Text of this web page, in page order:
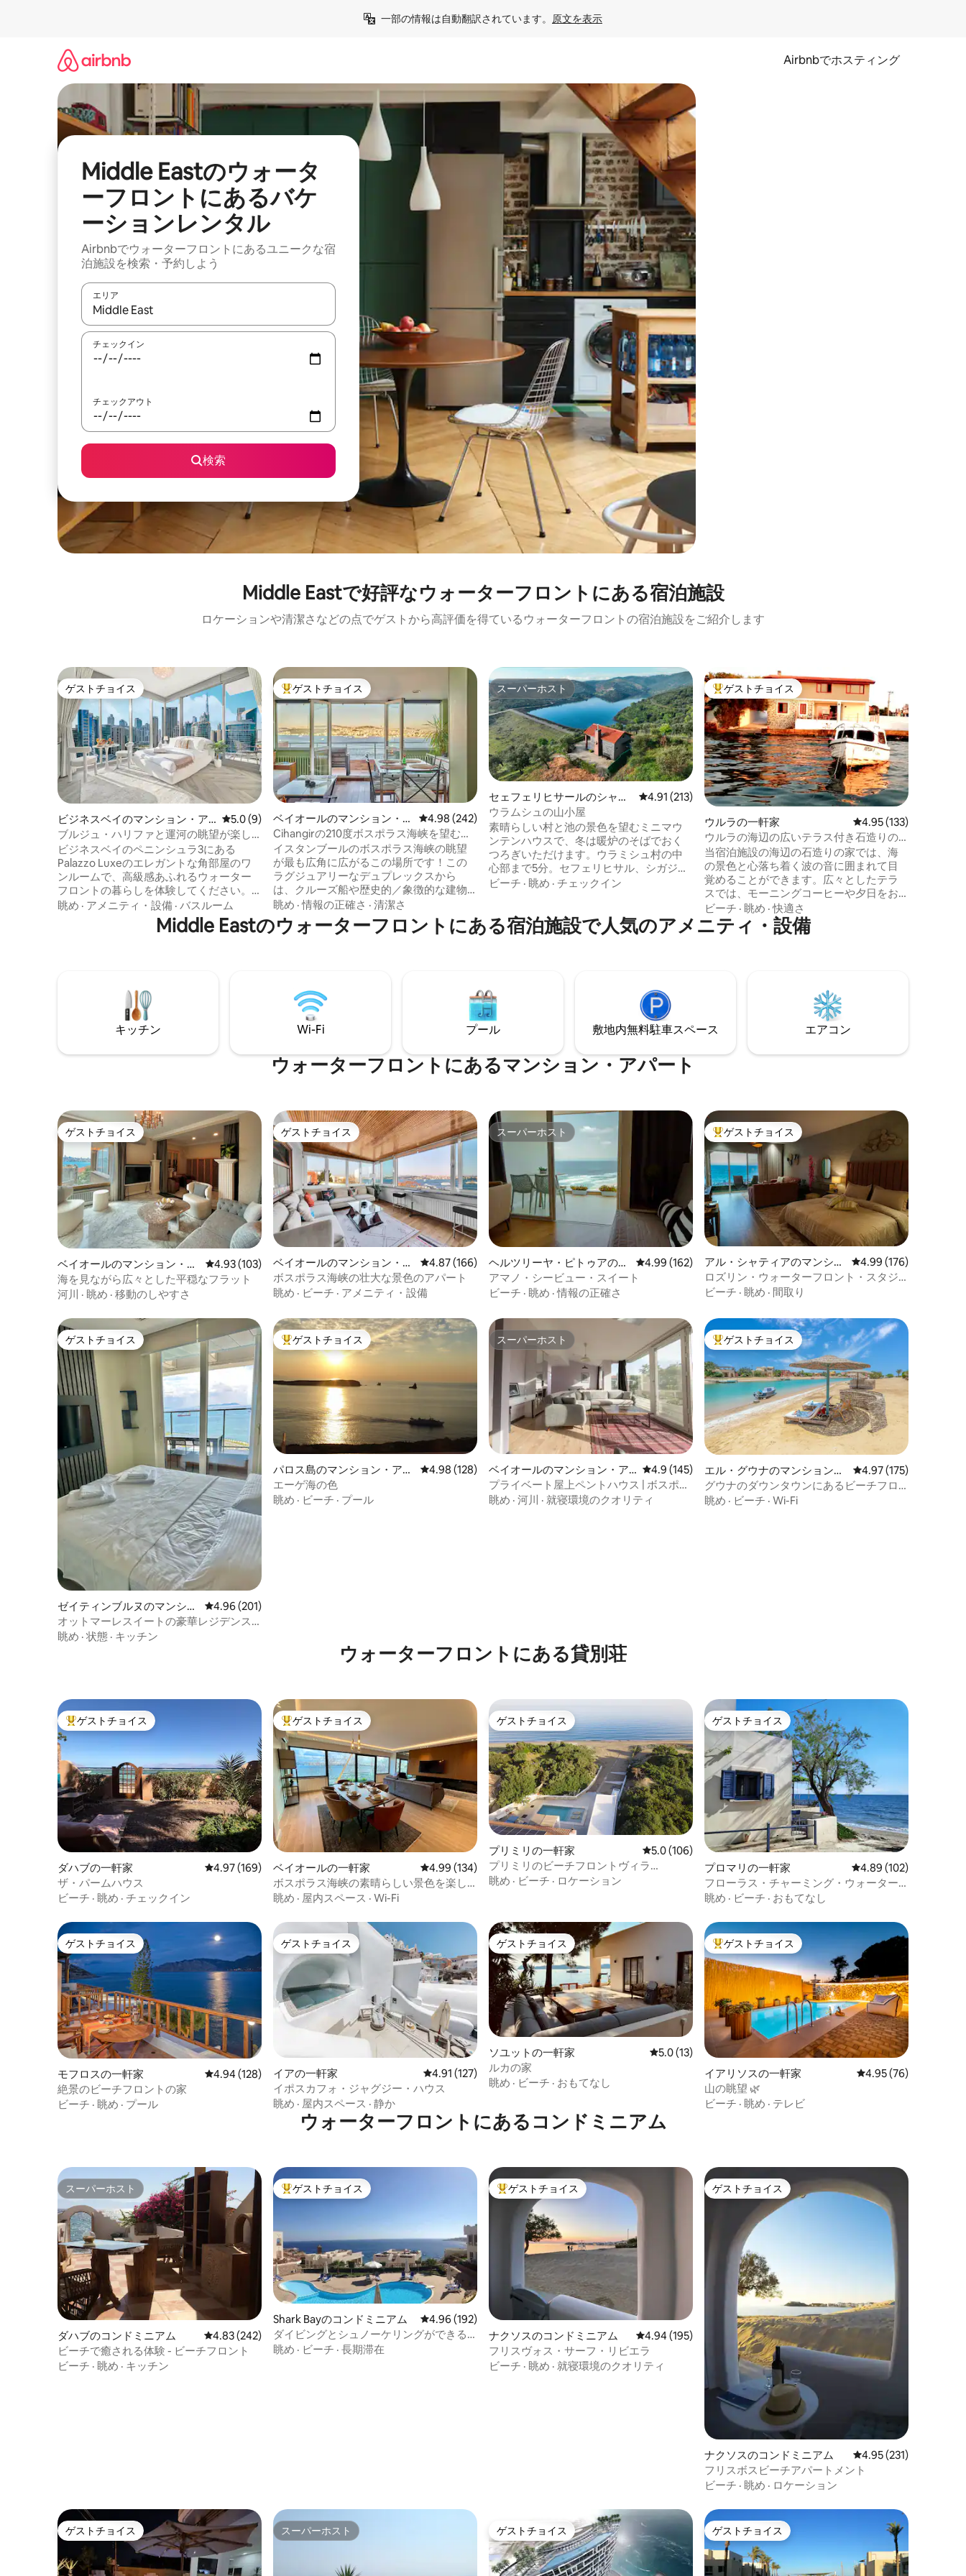
一部の情報は自動翻訳されています。 原文を表示
Airbnbでホスティング
Middle Eastのウォータ
ーフロントにあるバケ
ーションレンタル
Airbnbでウォーターフロントにあるユニークな宿
泊施設を検索・予約しよう
エリア
検索結果が表示されたら、上下の矢印キーを使って移動するか、画面をタッチまたはスワイプして検索結果を確認することができます。
チェックイン
チェックアウト
検索
Middle Eastで好評なウォーターフロントにある宿泊施設
ロケーションや清潔さなどの点でゲストから高評価を得ているウォーターフロントの宿泊施設をご紹介します
ゲストチョイス
ゲストチョイス
ビジネスベイのマンション・ア
パート
レビュー9件、5つ星中5.0つ星の平均評価
5.0 (9)
ブルジュ・ハリファと運河の眺望が楽し
める豪華なワンルーム
ビジネスベイのペニンシュラ3にある
Palazzo Luxeのエレガントな角部屋のワ
ンルームで、高級感あふれるウォーター
フロントの暮らしを体験してください。
床から天井までの窓と専用バルコニーか
ら、ドバイのスカイライン、ブルジュ・
ハリファ、ドバイ運河の息をのむような
快適さと洗練さを兼ね備えています。ブ
ルジュ・ハリファとドバイ・モールまで
車でわずか7分。カップル、ひとり旅、出
眺め · アメニティ・設備 · バスルーム
大好評のゲストチョイスです。
ゲストチョイス
ベイオールのマンション・ア
パート
レビュー242件、5つ星中4.98つ星の平均評価
4.98 (242)
Cihangirの210度ボスポラス海峡を望むデ
ラックスな2階建てのお部屋
イスタンブールのボスポラス海峡の眺望
が最も広角に広がるこの場所です！この
ラグジュアリーなデュプレックスから
は、クルーズ船や歴史的／象徴的な建物
をすべて一望できます。ベストビュー賞
を4回受賞。 ガラタポート、オールドタウ
ン、多くのレストランまで徒歩圏内。騒
歩7分です。ジハンギルで最大級の家の一
つです。 レストランやマーケットは24時
間年中無休で営業しています。
眺め ·情報の正確さ · 清潔さ
スーパーホスト
スーパーホスト
セェフェリヒサールのシャレ
ー
レビュー213件、5つ星中4.91つ星の平均評価
4.91 (213)
ウラムシュの山小屋
素晴らしい村と池の景色を望むミニマウ
ンテンハウスで、冬は暖炉のそばでおく
つろぎいただけます。ウラミシュ村の中
心部まで5分。セフェリヒサル、シガジ
ク、アカルカなどの海岸線、ビーチクラ
しいロケーションにある山小屋です。村
の石窯で焼いた有名なカラクルチク・ア
ます。
ビーチ · 眺め · チェックイン
大好評のゲストチョイスです。
ゲストチョイス
ウルラの一軒家 レビュー133件、5つ
4.95 (133)
ウルラの海辺の広いテラス付き石造りの
家/夏季・冬季
当宿泊施設の海辺の石造りの家では、海
の景色と心落ち着く波の音に囲まれて目
覚めることができます。広々としたテラ
スでは、モーニングコーヒーや夕日をお
楽しみください。ウルラの海辺のライフ
スタイルや有名なグルメを堪能するのに
最適なこの一軒家は、素晴らしいレスト
寝室を備えており、ご家族やご友人グル
ープとのご旅行に最適です。
ビーチ · 眺め ·快適さ
Middle Eastのウォーターフロントにある宿泊施設で人気のアメニティ・設備
キッチン Wi-Fi プール 敷地内無料駐⁠車ス⁠ペ⁠ー⁠ス エアコン
ウォーターフロントにあるマンション・アパート
ゲストチョイス
ゲストチョイス
ベイオールのマンション・ア
パート
レビュー103件、5つ星中4.93つ星の平均評価
4.93 (103)
海を見ながら広々とした平穏なフラット
河川 · 眺め · 移動のしやすさ
ゲストチョイス
ゲストチョイス
ベイオールのマンション・ア
パート
レビュー166件、5つ星中4.87つ星の平均評価
4.87 (166)
ボスポラス海峡の壮大な景色のアパート
眺め · ビーチ · アメニティ・設備
スーパーホスト
スーパーホスト
ヘルツリーヤ・ピトゥアのマ
ンション・アパート
レビュー162件、5つ星中4.99つ星の平均評価
4.99 (162)
アマノ・シービュー・スイート
ビーチ · 眺め ·情報の正確さ
大好評のゲストチョイスです。
ゲストチョイス
アル・シャティアのマンショ
ン・アパート
レビュー176件、5つ
4.99 (176)
ロズリン・ウォーターフロント・スタジ
オ
ビーチ · 眺め · 間取り
ゲストチョイス
ゲストチョイス
ゼイティンブルヌのマンショ
ン・アパート
レビュー201件、5つ星中4.96つ星の平均評価
4.96 (201)
オットマーレスイートの豪華レジデンス/
フルシービュー
眺め · 状態 · キッチン
大好評のゲストチョイスです。
ゲストチョイス
パロス島のマンション・アパ
ート
レビュー128件、5つ星中4.98つ星の平均評価
4.98 (128)
エーゲ海の色
眺め · ビーチ · プール
スーパーホスト
スーパーホスト
ベイオールのマンション・ア
パート
レビュー145件、5つ星中4.9つ星の平均評価
4.9 (145)
プライベート屋上ペントハウス | ボスポラ
ス海峡の眺望 | ガラタ
眺め · 河川 · 就寝環境のクオリティ
大好評のゲストチョイスです。
ゲストチョイス
エル・グウナのマンション・
アパート
レビュー175件、5つ
4.97 (175)
グウナのダウンタウンにあるビーチフロ
ントの魅力的な2寝室
眺め · ビーチ · Wi-Fi
ウォーターフロントにある貸別荘
大好評のゲストチョイスです。
ゲストチョイス
ダハブの一軒家 レビュー169件、5つ星中4.97つ星の平均評価
4.97 (169)
ザ・パームハウス
ビーチ · 眺め · チェックイン
大好評のゲストチョイスです。
ゲストチョイス
ベイオールの一軒家 レビュー134件、5つ星中4.99つ星の平均評価
4.99 (134)
ボスポラス海峡の素晴らしい景色を楽し
めるアパート1
眺め · 屋内スペース · Wi-Fi
ゲストチョイス
ゲストチョイス
プリミリの一軒家 レビュー106件、5つ星中5.0つ星の平均評価
5.0 (106)
プリミリのビーチフロントヴィラ
「Cathrin」
眺め · ビーチ · ロケーション
ゲストチョイス
ゲストチョイス
プロマリの一軒家 レビュー102件、5つ
4.89 (102)
フローラス・チャーミング・ウォーター
フロント・ヴィラ
眺め · ビーチ · おもてなし
ゲストチョイス
ゲストチョイス
モフロスの一軒家 レビュー128件、5つ星中4.94つ星の平均評価
4.94 (128)
絶景のビーチフロントの家
ビーチ · 眺め · プール
ゲストチョイス
ゲストチョイス
イアの一軒家 レビュー127件、5つ星中4.91つ星の平均評価
4.91 (127)
イポスカフォ・ジャグジー・ハウス
眺め · 屋内スペース · 静か
ゲストチョイス
ゲストチョイス
ソユットの一軒家 レビュー13件、5つ星中5.0つ星の平均評価
5.0 (13)
ルカの家
眺め · ビーチ · おもてなし
大好評のゲストチョイスです。
ゲストチョイス
イアリソスの一軒家 レビュー76件、5つ星
4.95 (76)
山の眺望 🌿
ビーチ · 眺め · テレビ
ウォーターフロントにあるコンドミニアム
スーパーホスト
スーパーホスト
ダハブのコンドミニアム レビュー242件、5つ星中4.83つ星の平均評価
4.83 (242)
ビーチで癒される体験 - ビーチフロント
ビーチ · 眺め · キッチン
大好評のゲストチョイスです。
ゲストチョイス
Shark Bayのコンドミニアム レビュー192件、5つ星中4.96つ星の平均評価
4.96 (192)
ダイビングとシュノーケリングができる
場所にある海の眺望アパート
眺め · ビーチ · 長期滞在
大好評のゲストチョイスです。
ゲストチョイス
ナクソスのコンドミニアム レビュー195件、5つ星中4.94つ星の平均評価
4.94 (195)
フリスヴォス・サーフ・リビエラ
ビーチ · 眺め · 就寝環境のクオリティ
ゲストチョイス
ゲストチョイス
ナクソスのコンドミニアム レビュー231件、5つ
4.95 (231)
フリスボスビーチアパートメント
ビーチ · 眺め · ロケーション
ゲストチョイス
ゲストチョイス スーパーホスト
スーパーホスト ゲストチョイス
ゲストチョイス ゲストチョイス
ゲストチョイス